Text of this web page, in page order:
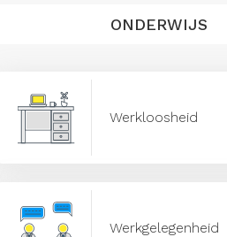
ONDERWIJS
Werkloosheid
Werkgelegenheid